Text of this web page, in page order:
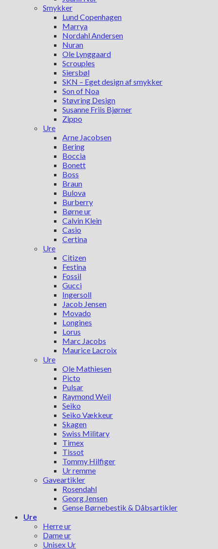
Smykker
Lund Copenhagen
Marrya
Nordahl Andersen
Nuran
Ole Lynggaard
Scrouples
Siersbøl
SKN – Eget design af smykker
Son of Noa
Støvring Design
Susanne Friis Bjørner
Zippo
Ure
Arne Jacobsen
Bering
Boccia
Bonett
Boss
Braun
Bulova
Burberry
Børne ur
Calvin Klein
Casio
Certina
Ure
Citizen
Festina
Fossil
Gucci
Ingersoll
Jacob Jensen
Movado
Longines
Lorus
Marc Jacobs
Maurice Lacroix
Ure
Ole Mathiesen
Picto
Pulsar
Raymond Weil
Seiko
Seiko Vækkeur
Skagen
Swiss Military
Timex
Tissot
Tommy Hilfiger
Ur remme
Gaveartikler
Rosendahl
Georg Jensen
Gense Børnebestik & Dåbsartikler
Ure
Herre ur
Dame ur
Unisex Ur